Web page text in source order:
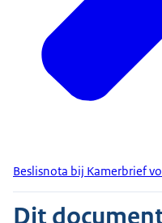
Beslisnota bij Kamerbrief
Dit